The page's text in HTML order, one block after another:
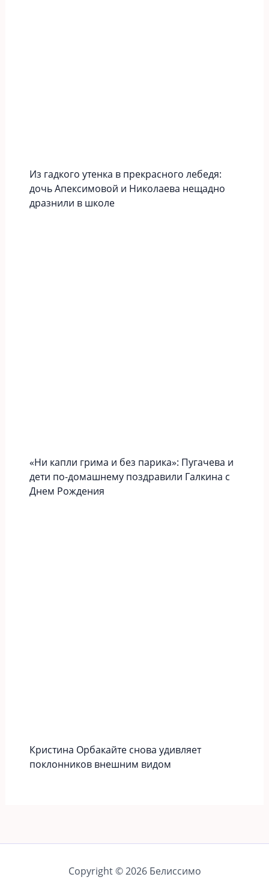
Из гадкого утенка в прекрасного лебедя:
дочь Апексимовой и Николаева нещадно
дразнили в школе
«Ни капли грима и без парика»: Пугачева и
дети по-домашнему поздравили Галкина с
Днем Рождения
Кристина Орбакайте снова удивляет
поклонников внешним видом
Copyright © 2026 Белиссимо